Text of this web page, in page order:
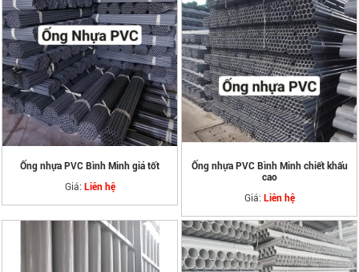
Ống nhựa PVC Bình Minh giá tốt
Giá: Liên hệ
Ống nhựa PVC Bình Minh chiết khấu
cao
Giá: Liên hệ